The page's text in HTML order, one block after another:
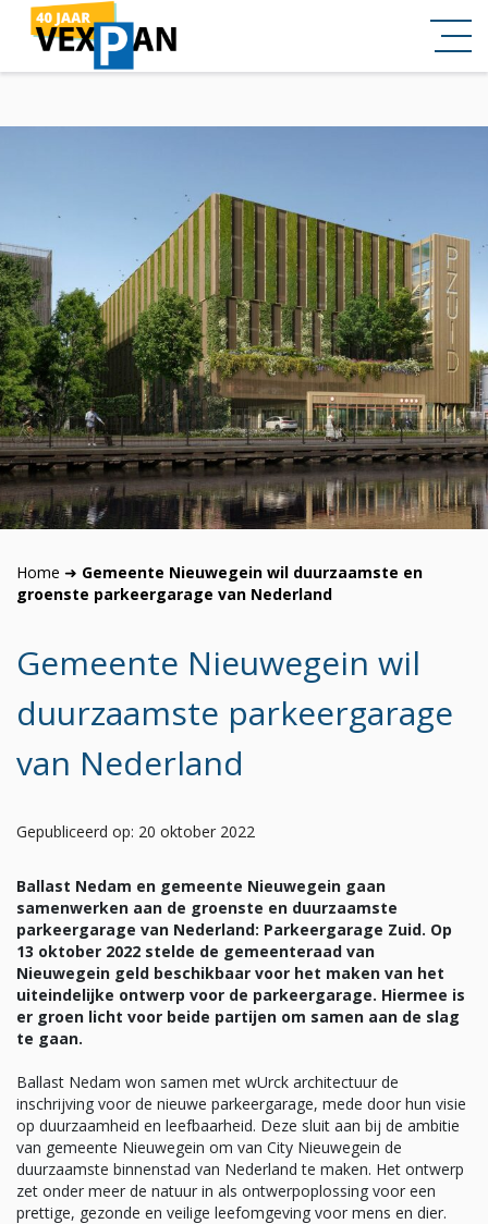
Home ➜ Gemeente Nieuwegein wil duurzaamste en
groenste parkeergarage van Nederland
Gemeente Nieuwegein wil
duurzaamste parkeergarage
van Nederland
Gepubliceerd op: 20 oktober 2022
Ballast Nedam en gemeente Nieuwegein gaan
samenwerken aan de groenste en duurzaamste
parkeergarage van Nederland: Parkeergarage Zuid. Op
13 oktober 2022 stelde de gemeenteraad van
Nieuwegein geld beschikbaar voor het maken van het
uiteindelijke ontwerp voor de parkeergarage. Hiermee is
er groen licht voor beide partijen om samen aan de slag
te gaan.
Ballast Nedam won samen met wUrck architectuur de
inschrijving voor de nieuwe parkeergarage, mede door hun visie
op duurzaamheid en leefbaarheid. Deze sluit aan bij de ambitie
van gemeente Nieuwegein om van City Nieuwegein de
duurzaamste binnenstad van Nederland te maken. Het ontwerp
zet onder meer de natuur in als ontwerpoplossing voor een
prettige, gezonde en veilige leefomgeving voor mens en dier.